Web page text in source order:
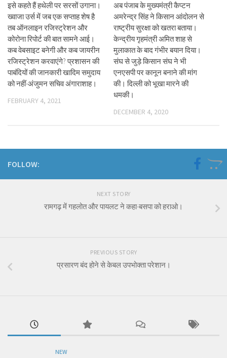
इसे कहते हैं हथेली पर सरसों उगाना।
ख्वाजा उर्स में जब एक सप्ताह शेष है
तब ऑनलाइन रजिस्ट्रेशन और
कोरोना रिपोर्ट की बात सामने आई।
कब वेबसाइट बनेगी और कब जायरीन
रजिस्ट्रेशन करवाएंगे? प्रशासन की
पाबंदियों की जानकारी खादिम समुदाय
को नहीं-अंजुमन सचिव अंगाराशाह।
FEBRUARY 4, 2021
अब पंजाब के मुख्यमंत्री कैप्टन
अमरेन्द्र सिंह ने किसान आंदोलन से
राष्ट्रीय सुरक्षा को खतरा बताया।
केन्द्रीय गृहमंत्री अमित शाह से
मुलाकात के बाद गंभीर बयान दिया।
संघ से जुड़े किसान संघ ने भी
एनएसपी पर कानून बनाने की मांग
की। दिल्ली को भूखा मारने की
धमकी।
DECEMBER 4, 2020
FOLLOW:
NEXT STORY
रामगढ़ में गहलोत और पायलट ने कहा-बसपा को हराओ।
PREVIOUS STORY
प्रसारण बंद होने से केबल उपभोक्ता परेशान।
NEW